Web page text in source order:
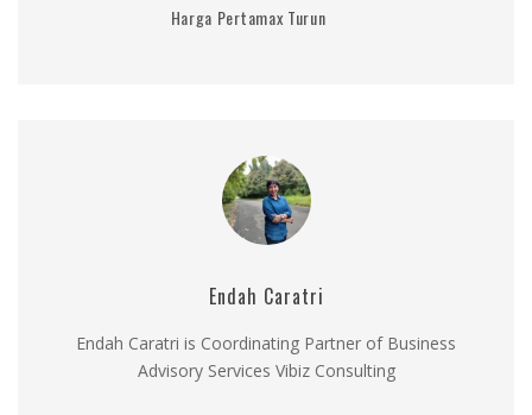
Harga Pertamax Turun
Endah Caratri
Endah Caratri is Coordinating Partner of Business
Advisory Services Vibiz Consulting